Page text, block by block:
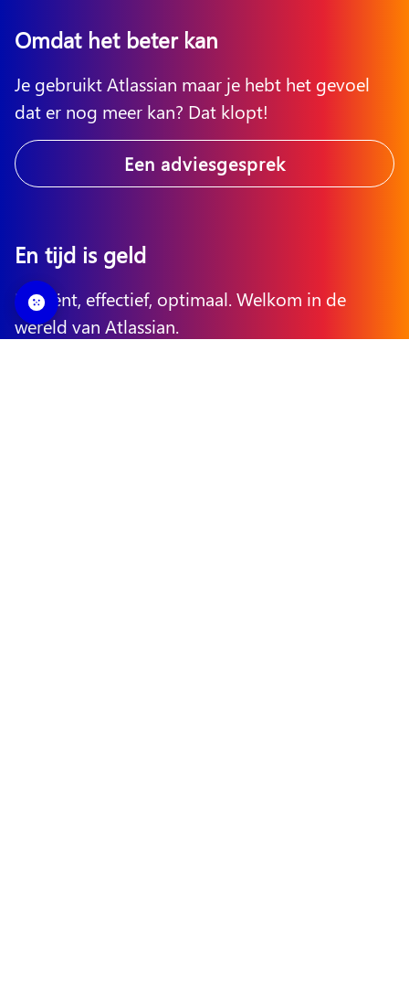
Omdat het beter kan
Je gebruikt Atlassian maar je hebt het gevoel
dat er nog meer kan? Dat klopt!
Een adviesgesprek
En tijd is geld
Efficiënt, effectief, optimaal. Welkom in de
wereld van Atlassian.